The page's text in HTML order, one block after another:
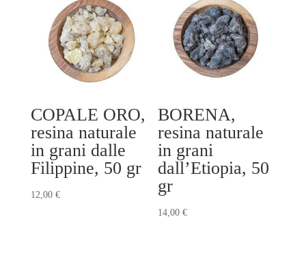
COPALE ORO,
resina naturale
in grani dalle
Filippine, 50 gr
12,00 €
BORENA,
resina naturale
in grani
dall’Etiopia, 50
gr
14,00€